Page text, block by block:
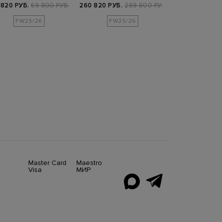
Ultraligh…
РУБ. 69 800 РУБ.
FW25/26
260 820 РУБ. 289 800 РУБ.
FW25/26
Master Card
Visa
Maestro
МИР